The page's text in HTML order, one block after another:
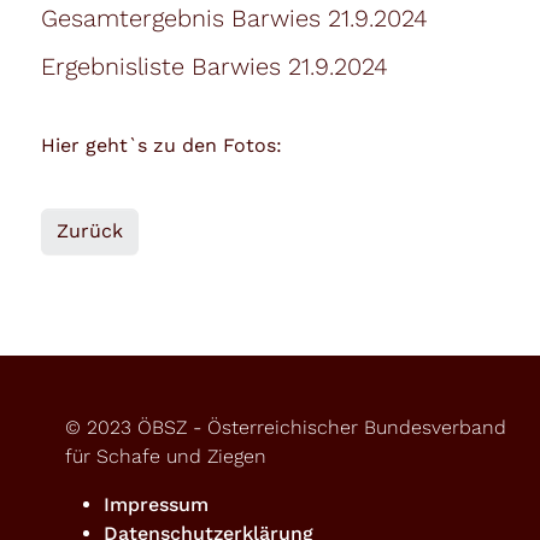
Gesamtergebnis Barwies 21.9.2024
Ergebnisliste Barwies 21.9.2024
Hier geht`s zu den Fotos:
Zurück
© 2023 ÖBSZ - Österreichischer Bundesverband
für Schafe und Ziegen
Impressum
Datenschutzerklärung